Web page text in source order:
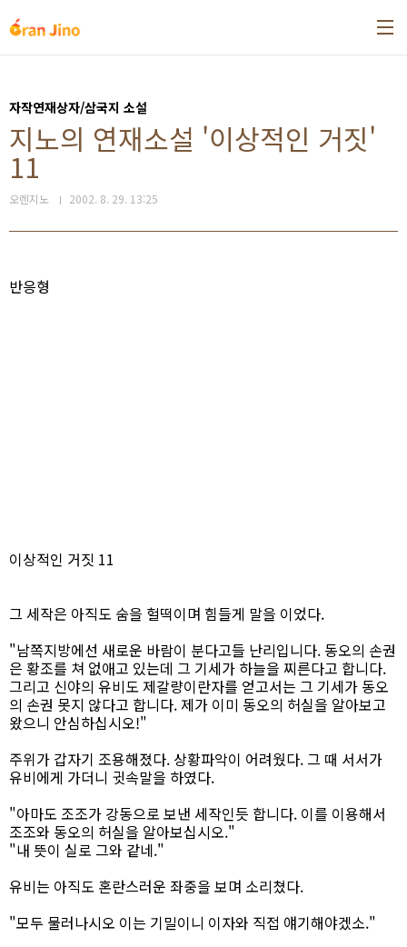
자작연재상자/삼국지 소설
지노의 연재소설 '이상적인 거짓'
11
오렌지노 2002. 8. 29. 13:25
반응형
이상적인 거짓 11
그 세작은 아직도 숨을 헐떡이며 힘들게 말을 이었다.
"남쪽지방에선 새로운 바람이 분다고들 난리입니다. 동오의 손권
은 황조를 쳐 없애고 있는데 그 기세가 하늘을 찌른다고 합니다.
그리고 신야의 유비도 제갈량이란자를 얻고서는 그 기세가 동오
의 손권 못지 않다고 합니다. 제가 이미 동오의 허실을 알아보고
왔으니 안심하십시오!"
주위가 갑자기 조용해졌다. 상황파악이 어려웠다. 그 때 서서가
유비에게 가더니 귓속말을 하였다.
"아마도 조조가 강동으로 보낸 세작인듯 합니다. 이를 이용해서
조조와 동오의 허실을 알아보십시오."
"내 뜻이 실로 그와 같네."
유비는 아직도 혼란스러운 좌중을 보며 소리쳤다.
"모두 물러나시오 이는 기밀이니 이자와 직접 얘기해야겠소."